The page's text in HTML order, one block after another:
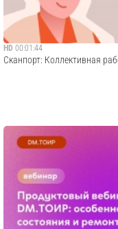
HD 00:01:44
Сканпорт: Коллективная